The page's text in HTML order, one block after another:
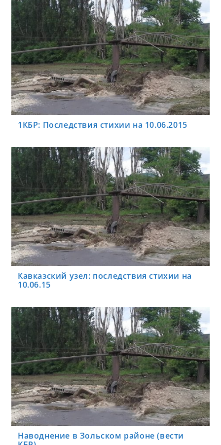
1КБР: Последствия стихии на 10.06.2015
Кавказский узел: последствия стихии на
10.06.15
Наводнение в Зольском районе (вести